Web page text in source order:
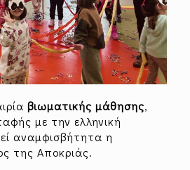
βιωματικής μάθησης,
με την ελληνική
αναμφισβήτητα η
της Αποκριάς.